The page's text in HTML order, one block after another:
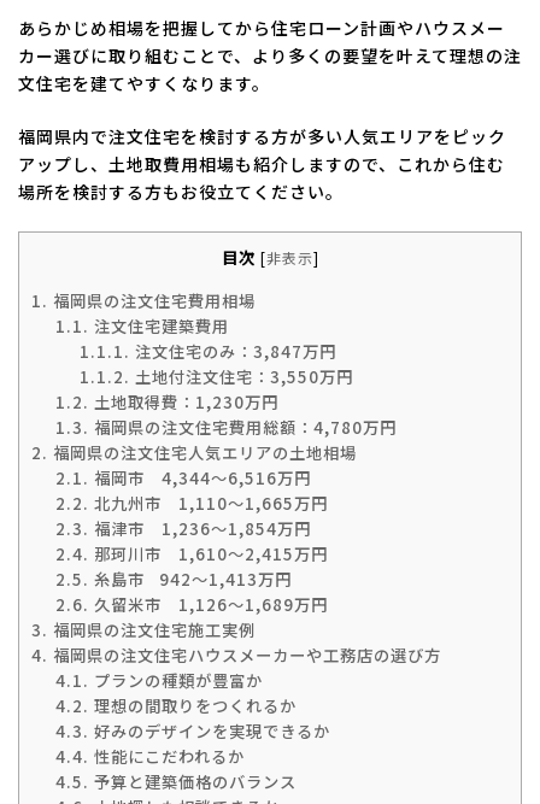
あらかじめ相場を把握してから住宅ローン計画やハウスメー
カー選びに取り組むことで、より多くの要望を叶えて理想の注
文住宅を建てやすくなります。
福岡県内で注文住宅を検討する方が多い人気エリアをピック
アップし、土地取費用相場も紹介しますので、これから住む
場所を検討する方もお役立てください。
目次 [非表示]
1. 福岡県の注文住宅費用相場
1.1. 注文住宅建築費用
1.1.1. 注文住宅のみ：3,847万円
1.1.2. 土地付注文住宅：3,550万円
1.2. 土地取得費：1,230万円
1.3. 福岡県の注文住宅費用総額：4,780万円
2. 福岡県の注文住宅人気エリアの土地相場
2.1. 福岡市 4,344～6,516万円
2.2. 北九州市 1,110～1,665万円
2.3. 福津市 1,236～1,854万円
2.4. 那珂川市 1,610～2,415万円
2.5. 糸島市 942～1,413万円
2.6. 久留米市 1,126～1,689万円
3. 福岡県の注文住宅施工実例
4. 福岡県の注文住宅ハウスメーカーや工務店の選び方
4.1. プランの種類が豊富か
4.2. 理想の間取りをつくれるか
4.3. 好みのデザインを実現できるか
4.4. 性能にこだわれるか
4.5. 予算と建築価格のバランス